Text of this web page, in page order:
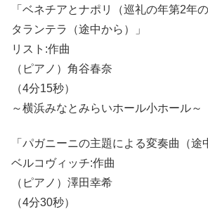
「ベネチアとナポリ（巡礼の年第2年
タランテラ（途中から）」
リスト:作曲
（ピアノ）角谷春奈
（4分15秒）
～横浜みなとみらいホール小ホール～
「パガニーニの主題による変奏曲（途
ベルコヴィッチ:作曲
（ピアノ）澤田幸希
（4分30秒）